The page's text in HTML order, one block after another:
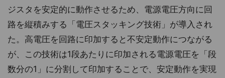
ジスタを安定的に動作させるため、電源電圧方向に回
路を縦積みする「電圧スタッキング技術」が導入され
た。高電圧を回路に印加すると不安定動作につながる
が、この技術は1段あたりに印加される電源電圧を「段
数分の1」に分割して印加することで、安定動作を実現